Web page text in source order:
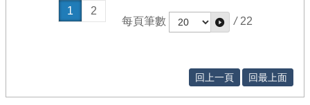
1
2
每頁筆數
/ 22
回上一頁 回最上面